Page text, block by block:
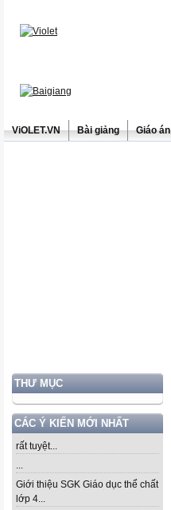
ViOLET.VN Bài giảng Giáo án
THƯ MỤC
CÁC Ý KIẾN MỚI NHẤT
rất tuyệt...
...
Giới thiệu SGK Giáo dục thể chất
lớp 4...